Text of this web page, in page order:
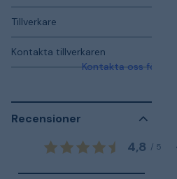
Tillverkare
Kontakta tillverkaren
Kontakta oss för
Recensioner
4,8 / 5